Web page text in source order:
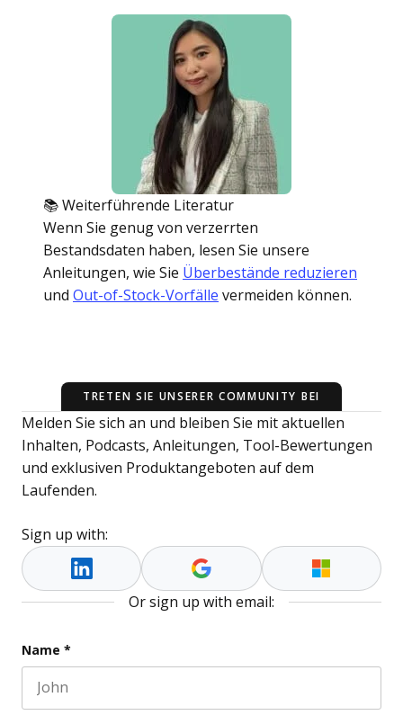
📚 Weiterführende Literatur
Wenn Sie genug von verzerrten
Bestandsdaten haben, lesen Sie unsere
Anleitungen, wie Sie Überbestände reduzieren
und Out-of-Stock-Vorfälle vermeiden können.
TRETEN SIE UNSERER COMMUNITY BEI
Melden Sie sich an und bleiben Sie mit aktuellen
Inhalten, Podcasts, Anleitungen, Tool-Bewertungen
und exklusiven Produktangeboten auf dem
Laufenden.
Sign up with:
Or sign up with email:
Company
Name *